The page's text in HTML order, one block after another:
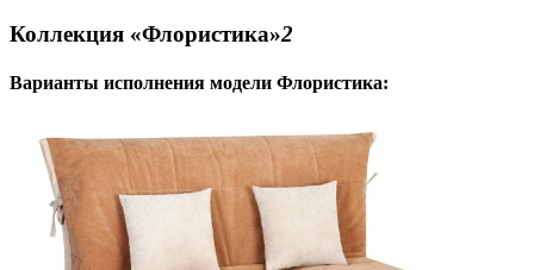
Коллекция «Флористика»2
Варианты исполнения модели Флористика: